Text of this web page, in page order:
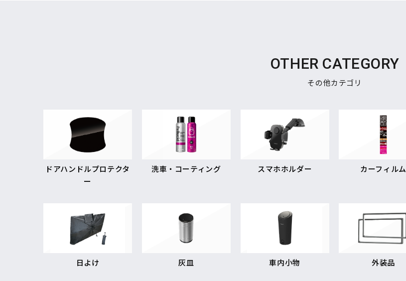
OTHER CATEGORY
その他カテゴリ
ドアハンドルプロテクタ
ー
洗車・コーティング スマホホルダー カーフィルム
日よけ 灰皿 車内小物 外装品